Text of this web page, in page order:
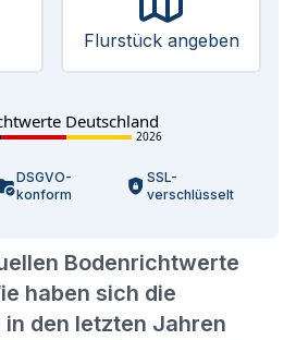
Bodenrichtwerte
haben sich die
den letzten Jahren
Flurstück angeben
Deutschland
2026
DSGVO-
konform
SSL-
verschlüsselt